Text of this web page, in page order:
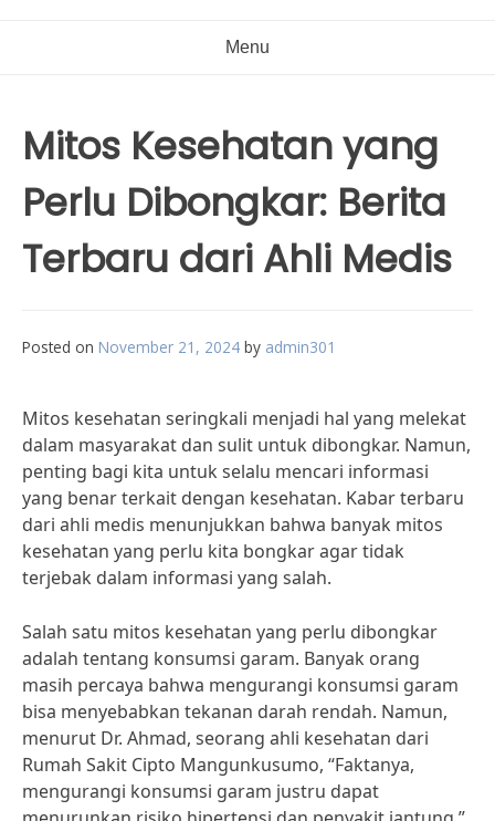
Menu
Mitos Kesehatan yang
Perlu Dibongkar: Berita
Terbaru dari Ahli Medis
Posted on November 21, 2024 by admin301
Mitos kesehatan seringkali menjadi hal yang melekat
dalam masyarakat dan sulit untuk dibongkar. Namun,
penting bagi kita untuk selalu mencari informasi
yang benar terkait dengan kesehatan. Kabar terbaru
dari ahli medis menunjukkan bahwa banyak mitos
kesehatan yang perlu kita bongkar agar tidak
terjebak dalam informasi yang salah.
Salah satu mitos kesehatan yang perlu dibongkar
adalah tentang konsumsi garam. Banyak orang
masih percaya bahwa mengurangi konsumsi garam
bisa menyebabkan tekanan darah rendah. Namun,
menurut Dr. Ahmad, seorang ahli kesehatan dari
Rumah Sakit Cipto Mangunkusumo, “Faktanya,
mengurangi konsumsi garam justru dapat